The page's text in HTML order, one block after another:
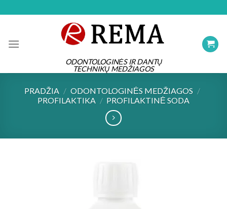
ODONTOLOGINĖS IR DANTŲ
TECHNIKŲ MEDŽIAGOS
PRADŽIA / ODONTOLOGINĖS MEDŽIAGOS /
PROFILAKTIKA / PROFILAKTINĖ SODA